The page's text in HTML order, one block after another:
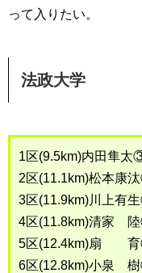
って入りたい。
法政大学
1区(9.5km)内田隼太
2区(11.1km)松本康
3区(11.9km)川上有
4区(11.8km)清家
5区(12.4km)扇
6区(12.8km)小泉